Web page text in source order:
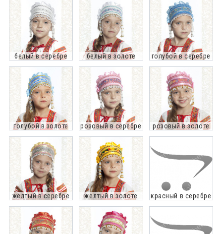
белый в серебре белый в золоте голубой в серебре
голубой в золоте розовый в серебре розовый в золоте
желтый в серебре желтый в золоте красный в серебре